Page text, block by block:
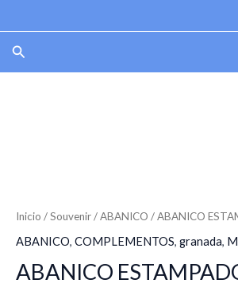
al
contenido
Buscar
Inicio /Souvenir/ABANICO / ABANICO
ABANICO, COMPLEMENTOS, granada,
ABANICO